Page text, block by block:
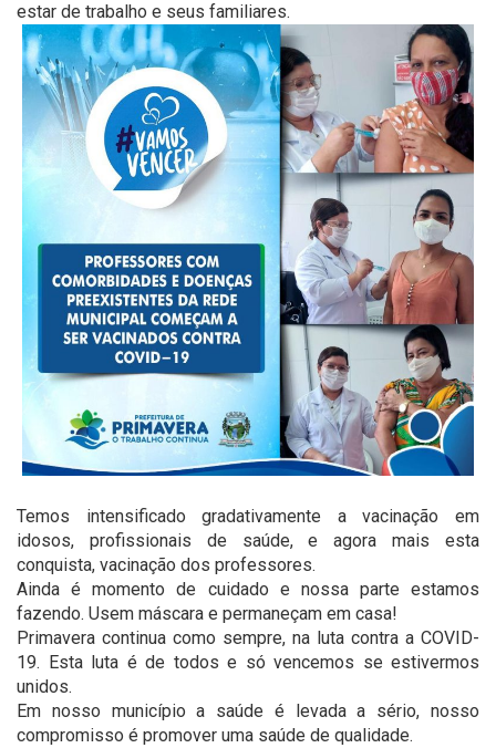
estar de trabalho e seus familiares.
Temos intensificado gradativamente a vacinação em
idosos, profissionais de saúde, e agora mais esta
conquista, vacinação dos professores.
Ainda é momento de cuidado e nossa parte estamos
fazendo. Usem máscara e permaneçam em casa!
Primavera continua como sempre, na luta contra a COVID-
19. Esta luta é de todos e só vencemos se estivermos
unidos.
Em nosso município a saúde é levada a sério, nosso
compromisso é promover uma saúde de qualidade.